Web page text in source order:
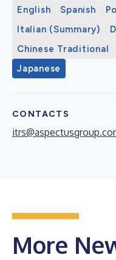
English Spanish
Italian (Summary)
Chinese Traditional
Japanese
CONTACTS
More